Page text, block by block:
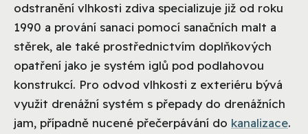
odstranění vlhkosti zdiva specializuje již od roku
1990 a prování sanaci pomocí sanačních malt a
stěrek, ale také prostřednictvím doplňkových
opatření jako je systém iglů pod podlahovou
konstrukcí. Pro odvod vlhkosti z exteriéru bývá
využit drenážní systém s přepady do drenážních
jam, případně nucené přečerpávání do kanalizace.